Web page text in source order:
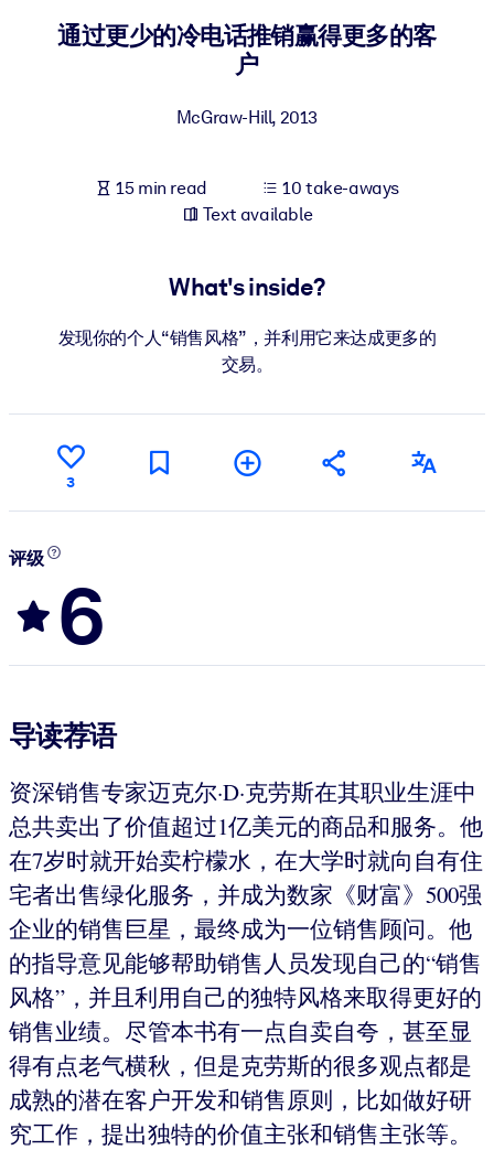
Bring bite-sized, verified knowledge into your LMS/LXP for
learning results.
Enrich your corporate library with trusted, ready-to-use business
For AI Systems
Fuel your AI systems with reliable, structured knowledge to
通过更少的冷电话推销赢得更多的客
户
McGraw-Hill, 2013
15 min read
10 take-aways
Text available
What's inside?
发现你的个人“销售风格”，并利用它来达成更多的
交易。
3
评级
6
导读荐语
资深销售专家迈克尔·D·克劳斯在其职业生涯中
总共卖出了价值超过1亿美元的商品和服务。他
在7岁时就开始卖柠檬水，在大学时就向自有住
宅者出售绿化服务，并成为数家《财富》500强
企业的销售巨星，最终成为一位销售顾问。他
的指导意见能够帮助销售人员发现自己的“销售
风格”，并且利用自己的独特风格来取得更好的
销售业绩。尽管本书有一点自卖自夸，甚至显
得有点老气横秋，但是克劳斯的很多观点都是
成熟的潜在客户开发和销售原则，比如做好研
究工作，提出独特的价值主张和销售主张等。